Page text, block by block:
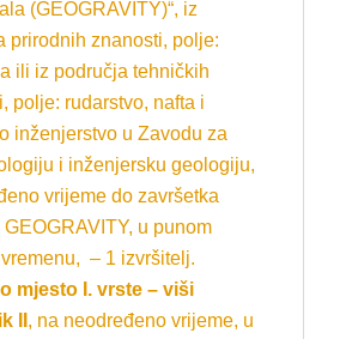
(GEOGRAVITY)“, iz
prirodnih znanosti, polje:
ili iz područja tehničkih
polje: rudarstvo, nafta i
inženjerstvo u Zavodu za
i inženjersku geologiju,
vrijeme do završetka
GEOGRAVITY, u punom
– 1 izvršitelj.
mjesto I. vrste – viši
II , na neodređeno vrijeme, u